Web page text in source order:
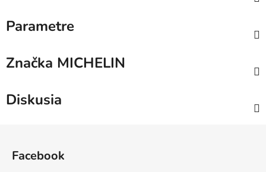
Parametre
Značka MICHELIN
Diskusia
Facebook